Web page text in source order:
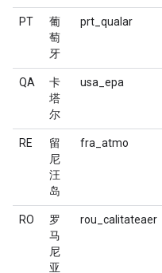
PT
葡
萄
牙
prt_qualar
QA
卡
塔
尔
usa_epa
RE
留
尼
汪
岛
fra_atmo
RO
罗
马
尼
亚
rou_calitateaer